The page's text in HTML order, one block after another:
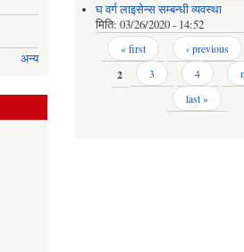
अन्य
घ वर्ग लाइसेन्स सम्बन्धी व्यवस्था
मिति:03/26/2020 - 14:52
Pages« first ‹ previous
2 3 4
last »